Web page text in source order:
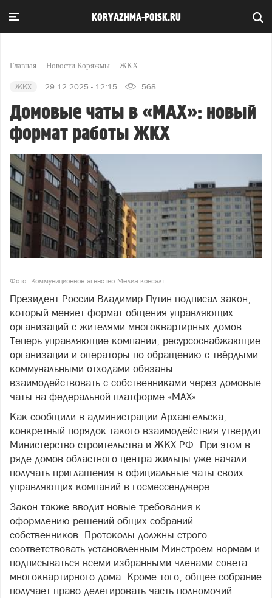
KORYAZHMA-POISK.RU
Главная Новости Коряжмы ЖКХ
ЖКХ 29.12.2025 - 12:15 568
Домовые чаты в «МАХ»: новый
формат работы ЖКХ
Фото: Коммуниционное агенство Медиа консалт
Президент России Владимир Путин подписал закон,
который меняет формат общения управляющих
организаций с жителями многоквартирных домов.
Теперь управляющие компании, ресурсоснабжающие
организации и операторы по обращению с твёрдыми
коммунальными отходами обязаны
взаимодействовать с собственниками через домовые
чаты на федеральной платформе «МАХ».
Как сообщили в администрации Архангельска,
конкретный порядок такого взаимодействия утвердит
Министерство строительства и ЖКХ РФ. При этом в
ряде домов областного центра жильцы уже начали
получать приглашения в официальные чаты своих
управляющих компаний в госмессенджере.
Закон также вводит новые требования к
оформлению решений общих собраний
собственников. Протоколы должны строго
соответствовать установленным Минстроем нормам и
подписываться всеми избранными членами совета
многоквартирного дома. Кроме того, общее собрание
получает право делегировать часть полномочий